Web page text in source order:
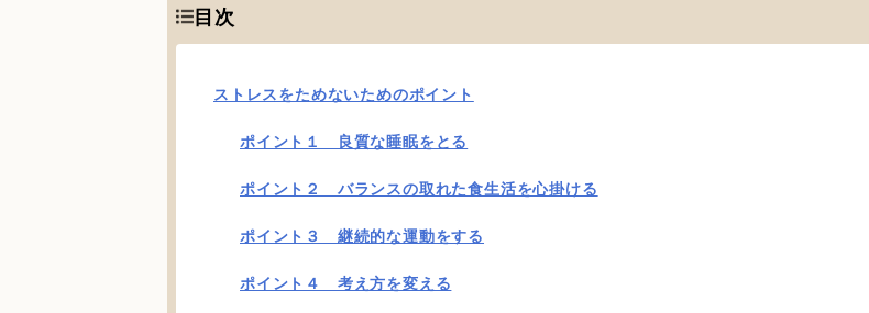
目次
ストレスをためないためのポイント
ポイント１ 良質な睡眠をとる
ポイント２ バランスの取れた食生活を心掛ける
ポイント３ 継続的な運動をする
ポイント４ 考え方を変える